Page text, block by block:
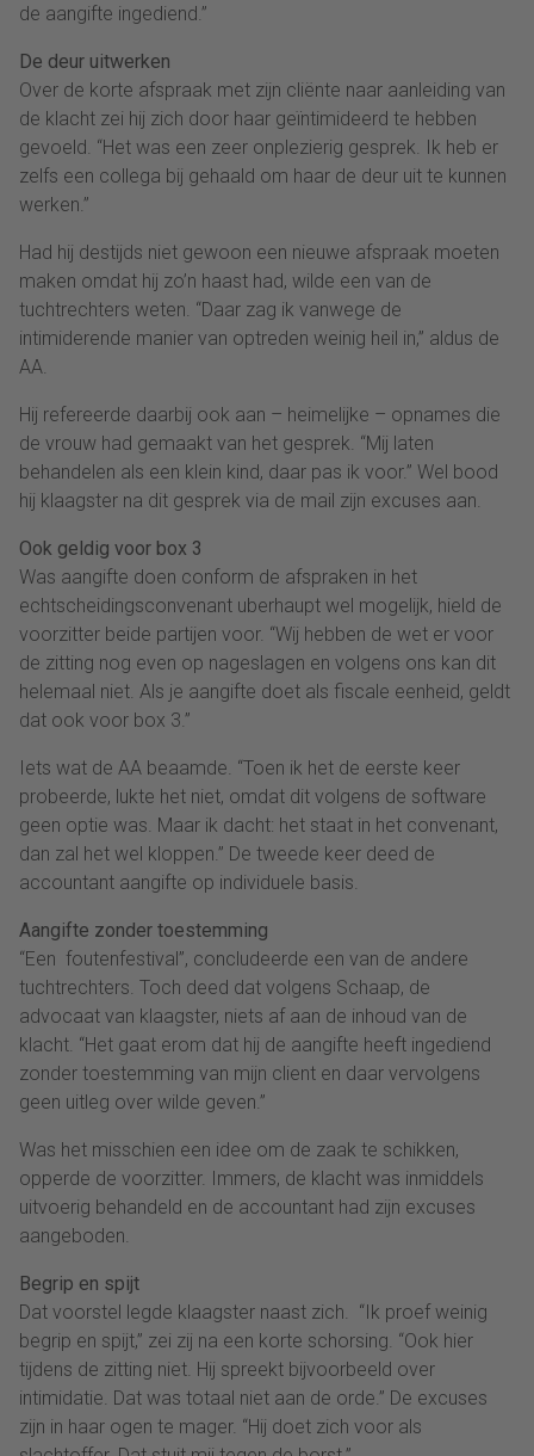
de aangifte ingediend.”
De deur uitwerken
Over de korte afspraak met zijn cliënte naar aanleiding van
de klacht zei hij zich door haar geïntimideerd te hebben
gevoeld. “Het was een zeer onplezierig gesprek. Ik heb er
zelfs een collega bij gehaald om haar de deur uit te kunnen
werken.”
Had hij destijds niet gewoon een nieuwe afspraak moeten
maken omdat hij zo’n haast had, wilde een van de
tuchtrechters weten. “Daar zag ik vanwege de
intimiderende manier van optreden weinig heil in,” aldus de
AA.
Hij refereerde daarbij ook aan – heimelijke – opnames die
de vrouw had gemaakt van het gesprek. “Mij laten
behandelen als een klein kind, daar pas ik voor.” Wel bood
hij klaagster na dit gesprek via de mail zijn excuses aan.
Ook geldig voor box 3
Was aangifte doen conform de afspraken in het
echtscheidingsconvenant uberhaupt wel mogelijk, hield de
voorzitter beide partijen voor. “Wij hebben de wet er voor
de zitting nog even op nageslagen en volgens ons kan dit
helemaal niet. Als je aangifte doet als fiscale eenheid, geldt
dat ook voor box 3.”
Iets wat de AA beaamde. “Toen ik het de eerste keer
probeerde, lukte het niet, omdat dit volgens de software
geen optie was. Maar ik dacht: het staat in het convenant,
dan zal het wel kloppen.” De tweede keer deed de
accountant aangifte op individuele basis.
Aangifte zonder toestemming
“Een foutenfestival”, concludeerde een van de andere
tuchtrechters. Toch deed dat volgens Schaap, de
advocaat van klaagster, niets af aan de inhoud van de
klacht. “Het gaat erom dat hij de aangifte heeft ingediend
zonder toestemming van mijn client en daar vervolgens
geen uitleg over wilde geven.”
Was het misschien een idee om de zaak te schikken,
opperde de voorzitter. Immers, de klacht was inmiddels
uitvoerig behandeld en de accountant had zijn excuses
aangeboden.
Begrip en spijt
Dat voorstel legde klaagster naast zich. “Ik proef weinig
begrip en spijt,” zei zij na een korte schorsing. “Ook hier
tijdens de zitting niet. Hij spreekt bijvoorbeeld over
intimidatie. Dat was totaal niet aan de orde.” De excuses
zijn in haar ogen te mager. “Hij doet zich voor als